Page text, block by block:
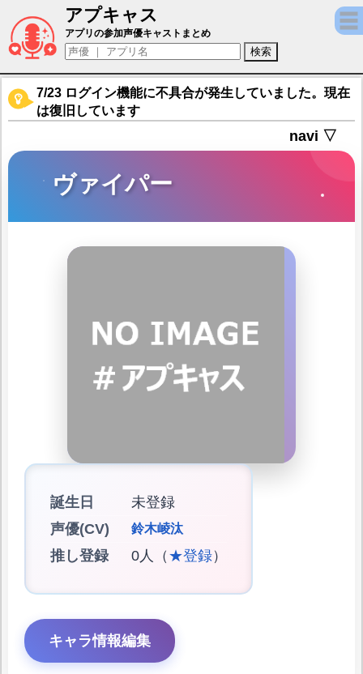
アプキャス
ヴァイパー（声優：鈴木崚汰)【イザリア】
アプリの参加声優キャストまとめ
7/23 ログイン機能に不具合が発生していました。現在
は復旧しています
navi ▽
ヴァイパー
誕生日
未登録
声優(CV)
鈴木崚汰
推し登録 0人（ ★登録）
キャラ情報編集